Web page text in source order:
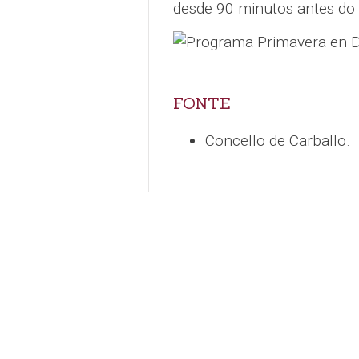
desde 90 minutos antes do
FONTE
Concello de Carballo.